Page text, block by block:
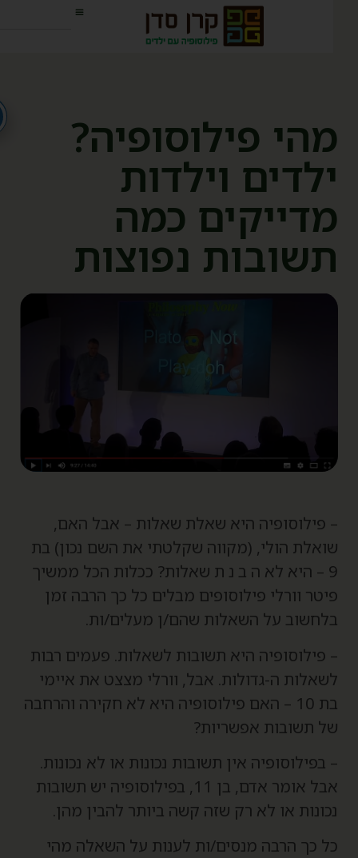
פילוסופיה?
וילדות
כמה
נפוצות
פילוסופיה היא שאלת שאלות – אבל האם,
הולי, (מקווה שקלטתי את השם נכון) בת
9 – היא לא ה ב נ ת שאלות? ככלות הכל ממשיך
וורלי פילוסופים מבלים כל כך הרבה זמן
על השאלות שהם/ן מעלים/ות.
פילוסופיה היא תשובות לשאלות. פעמים רבות
ה-גדולות. אבל, וורלי מצצט את איימי
בת 10 – האם פילוסופיה היא לא חקירה והרחבה
תשובות אפשריות?
בפילוסופיה אין תשובות נכונות או לא נכונות.
אבל אומר אדם, בן 11, בפילוסופיה יש תשובות
או לא רק שזה קשה ביותר להבין מהן.
כך הרבה מנסים/ות לענות על השאלה מהי